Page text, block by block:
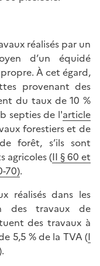
réalisés par un
d’un équidé
À cet égard,
provenant des
du taux de 10 %
b septiesde l'article
forestiers et de
forêt, s’ils sont
agricoles (II § 60 et
70).
réalisés dans les
des travaux de
des travaux à
5,5 % de la TVA (I